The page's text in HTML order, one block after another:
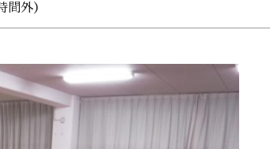
間外）